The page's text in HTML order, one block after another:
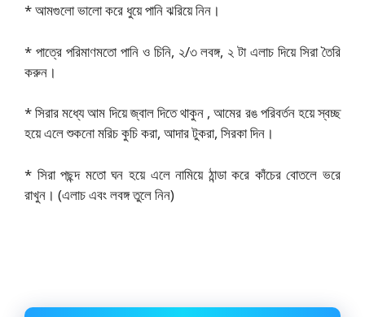
* আমগুলো ভালো করে ধুয়ে পানি ঝরিয়ে নিন।
* পাত্রে পরিমাণমতো পানি ও চিনি, ২/৩ লবঙ্গ, ২ টা এলাচ দিয়ে সিরা তৈরি
করুন।
* সিরার মধ্যে আম দিয়ে জ্বাল দিতে থাকুন , আমের রঙ পরিবর্তন হয়ে স্বচ্ছ
হয়ে এলে শুকনো মরিচ কুচি করা, আদার টুকরা, সিরকা দিন।
* সিরা পছন্দ মতো ঘন হয়ে এলে নামিয়ে ঠান্ডা করে কাঁচের বোতলে ভরে
রাখুন। (এলাচ এবং লবঙ্গ তুলে নিন)